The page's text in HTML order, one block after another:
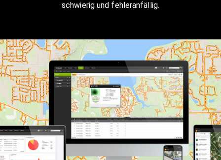
schwierig und fehleranfällig.